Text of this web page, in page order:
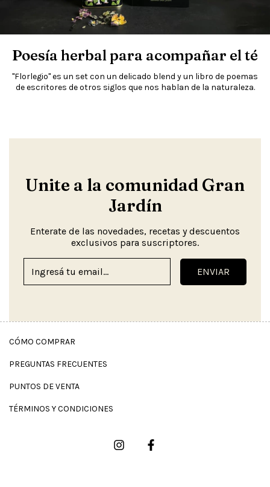
Poesía herbal para acompañar el té
"Florlegio" es un set con un delicado blend y un libro de poemas
de escritores de otros siglos que nos hablan de la naturaleza.
Unite a la comunidad Gran
Jardín
Enterate de las novedades, recetas y descuentos
exclusivos para suscriptores.
CÓMO COMPRAR
PREGUNTAS FRECUENTES
PUNTOS DE VENTA
TÉRMINOS Y CONDICIONES